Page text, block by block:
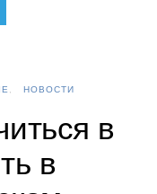
НОВОСТИ
в
в